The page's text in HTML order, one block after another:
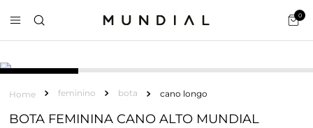
0
COURO
feminino bota cano longo
BOTA FEMININA CANO ALTO MUNDIAL